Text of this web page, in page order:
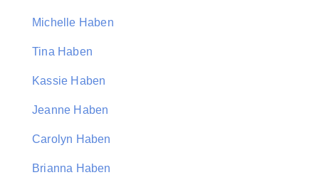
Michelle Haben
Tina Haben
Kassie Haben
Jeanne Haben
Carolyn Haben
Brianna Haben